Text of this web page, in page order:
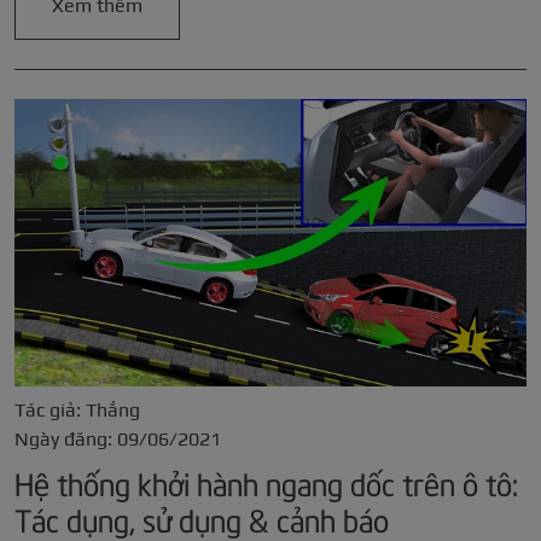
Xem thêm
Tác giả: Thắng
Ngày đăng: 09/06/2021
Hệ thống khởi hành ngang dốc trên ô tô:
Tác dụng, sử dụng & cảnh báo